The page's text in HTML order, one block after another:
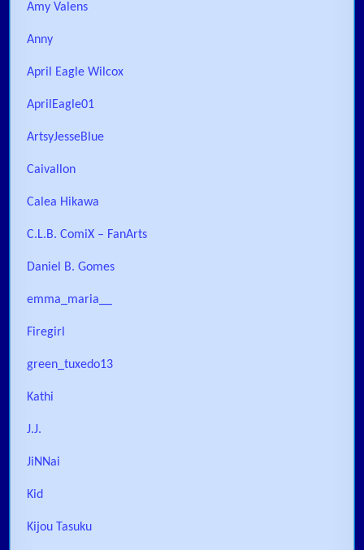
Amy Valens
Anny
April Eagle Wilcox
AprilEagle01
ArtsyJesseBlue
Caivallon
Calea Hikawa
C.L.B. ComiX – FanArts
Daniel B. Gomes
emma_maria__
Firegirl
green_tuxedo13
Kathi
J.J.
JiNNai
Kid
Kijou Tasuku